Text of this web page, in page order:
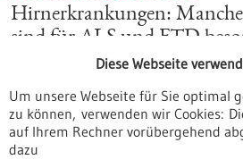
Hirnerkrankungen:
sind für ALS und FTD
Amyotrophe Lateralsklerose (ALS)
neurodegenerativer Erkrankungen
Symptomatik. Eine Gemeinsamkeit
Ein Protein namens TDP-43 ballt sich
Gehirns zu winzig kleinen Klumpen.
Diese Webseite
Um unsere Webseite für Sie optimal
zu können, verwenden wir Cookies:
auf Ihrem Rechner vorübergehend
dazu